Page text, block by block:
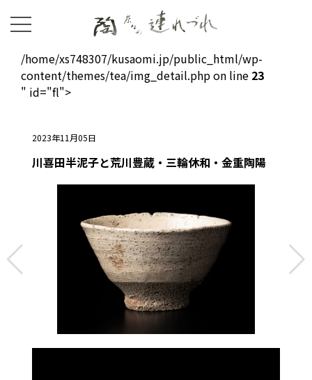
/home/xs748307/kusaomi.jp/public_html/wp-
content/themes/tea/img_detail.php on line 23
" id="fl">
2023年11月05日
川喜田半泥子と荒川豊蔵・三輪休和・金重陶陽